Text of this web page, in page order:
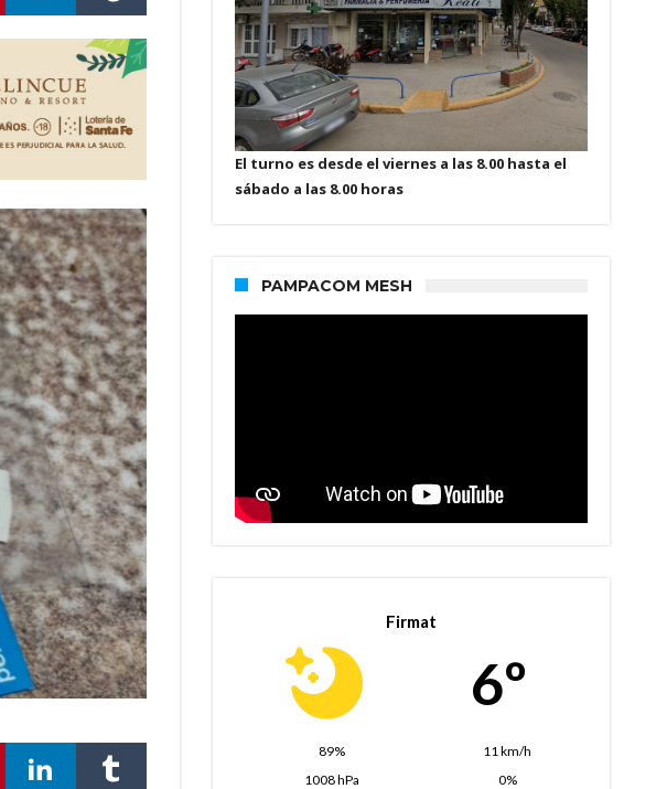
El turno es desde el viernes a las 8.00 hasta el
sábado a las 8.00 horas
PAMPACOM MESH
Firmat
6º
89%
11 km/h
1008 hPa
0%